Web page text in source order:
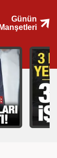
Günün
Manşetleri